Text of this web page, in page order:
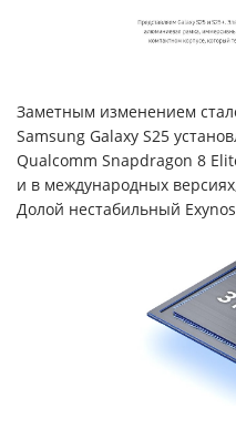
Заметным изменением
Samsung Galaxy S25
Qualcomm Snapdragon 8
и в международных
Долой нестабильный